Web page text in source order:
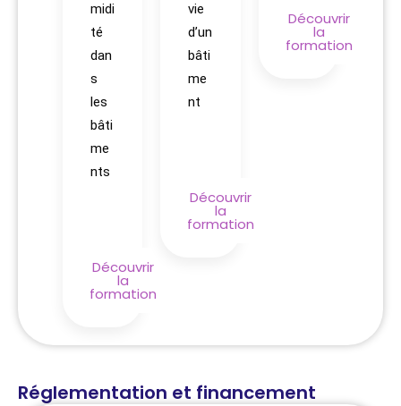
midi
té
dan
s
les
bâti
me
nts
Découvrir
la
formation
vie
d’un
bâti
me
nt
Découvrir
la
formation
Découvrir
la
formation
Réglementation et financement